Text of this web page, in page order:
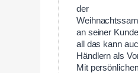
der
an seiner
all das kann
Händlern als
Mit